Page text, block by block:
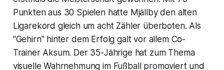
Punkten aus 30 Spielen hatte Mjällby den alten
Ligarekord gleich um acht Zähler überboten. Als
"Gehirn" hinter dem Erfolg galt vor allem Co-
Trainer Aksum. Der 35-Jährige hat zum Thema
visuelle Wahrnehmung im Fußball promoviert und